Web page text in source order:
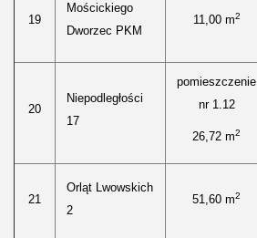
19
Mościckiego
Dworzec PKM
11,00 m2
20
Niepodległości
17
pomieszczenie
nr 1.12
26,72 m2
21
Orląt Lwowskich
2
51,60 m2